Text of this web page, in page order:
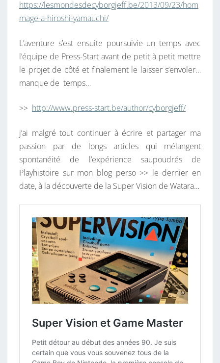
https://lesmondesdecyborgjeff.be/2013/09/23/hom
mage-a-hiroshi-yamauchi/
L’aventure s’est ensuite poursuivie un temps avec
l’équipe de Press-Start avant de petit à petit mettre
le projet de côté et finalement le laisser s’envoler…
manque de temps…
>> http://www.press-start.be/author/cyborgjeff/
j’ai malgré tout continuer à écrire et partager ma
passion par de longs articles qui mélangent
spontanéité de l’expérience saupoudrés de
Playhistoire sur mon blog perso >> le dernier en
date, à la découverte de la Super Vision de Watara…